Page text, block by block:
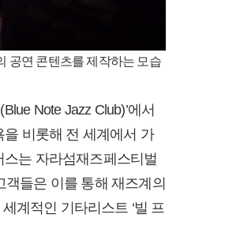
공연 콘텐츠를 제작하는 모습
Note Jazz Club)’에서
비롯해 전 세계에서 가
는 자라섬재즈페스티벌
들은 이를 통해 재즈계의
계적인 기타리스트 ‘빌 프